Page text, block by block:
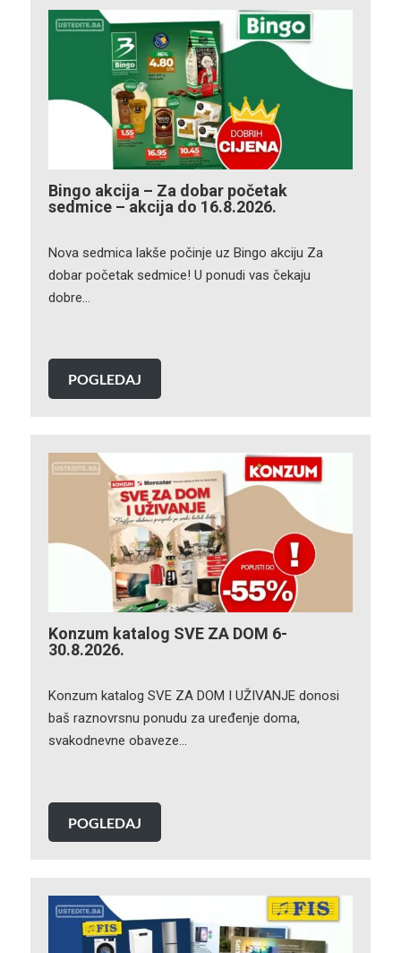
Bingo akcija – Za dobar početak
sedmice – akcija do 16.8.2026.
Nova sedmica lakše počinje uz Bingo akciju Za
dobar početak sedmice! U ponudi vas čekaju
dobre…
POGLEDAJ
Konzum katalog SVE ZA DOM 6-
30.8.2026.
Konzum katalog SVE ZA DOM I UŽIVANJE donosi
baš raznovrsnu ponudu za uređenje doma,
svakodnevne obaveze…
POGLEDAJ